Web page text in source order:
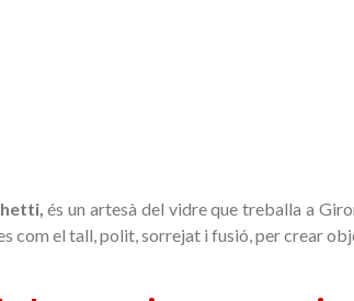
, és un artesà del vidre que treballa a
com el tall,polit,sorrejat i fusió, per crear